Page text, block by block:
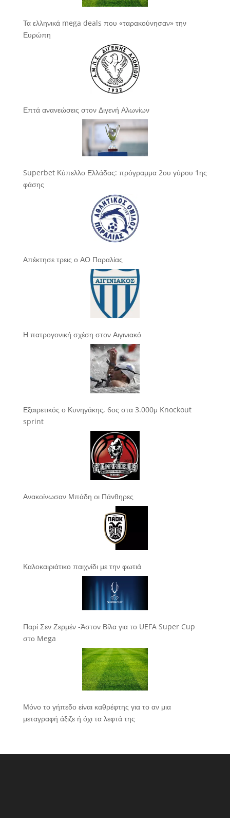
Τα ελληνικά mega deals που «ταρακούνησαν» την
Ευρώπη
Επτά ανανεώσεις στον Διγενή Αλωνίων
Superbet Κύπελλο Ελλάδας: πρόγραμμα 2ου γύρου 1ης
φάσης
Απέκτησε τρεις ο ΑΟ Παραλίας
Η πατρογονική σχέση στον Αιγινιακό
Εξαιρετικός ο Κυνηγάκης, 6ος στα 3.000μ Knockout
sprint
Ανακοίνωσαν Μπάδη οι Πάνθηρες
Καλοκαιριάτικο παιχνίδι με την φωτιά
Παρί Σεν Ζερμέν -Άστον Βίλα για το UEFA Super Cup
στο Mega
Μόνο το γήπεδο είναι καθρέφτης για το αν μια
μεταγραφή άξιζε ή όχι τα λεφτά της